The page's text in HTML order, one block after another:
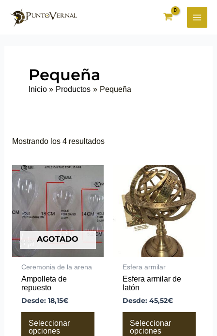
contenido
Pequeña
Inicio Productos Pequeña
Mostrando los 4 resultados
AGOTADO
Ceremonia de la arena
Ampolleta de
repuesto
Desde: 18,15€
Seleccionar
opciones
Este
tiene
múltiples
variantes.
Las
opciones
se
pueden
elegir
en
la
de
producto
Esfera armilar
Esfera armilar de
latón
Desde:45,52€
Seleccionar
opciones
producto
tiene
múltiples
variantes.
Las
opciones
se
pueden
elegir
la
de
producto